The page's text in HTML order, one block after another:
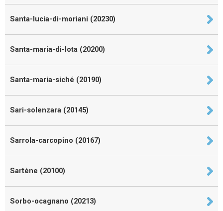
Santa-lucia-di-moriani (20230)
Santa-maria-di-lota (20200)
Santa-maria-siché (20190)
Sari-solenzara (20145)
Sarrola-carcopino (20167)
Sartène (20100)
Sorbo-ocagnano (20213)